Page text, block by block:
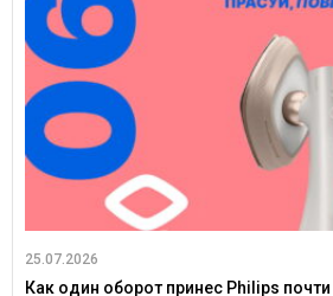
25.07.2026
Как один оборот принес Philips